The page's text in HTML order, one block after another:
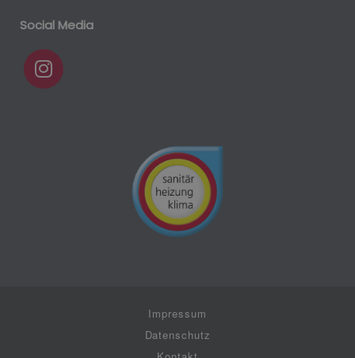
Social Media
Impressum
Datenschutz